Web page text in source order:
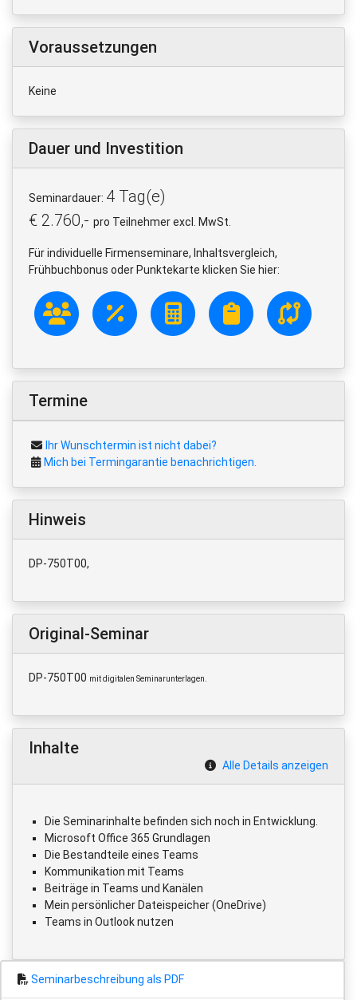
Voraussetzungen
Keine
Dauer und Investition
Seminardauer: 4 Tag(e)
€ 2.760,- pro Teilnehmer excl. MwSt.
Für individuelle Firmenseminare, Inhaltsvergleich,
Frühbuchbonus oder Punktekarte klicken Sie hier:
Termine
Ihr Wunschtermin ist nicht dabei?
Mich bei Termingarantie benachrichtigen.
Hinweis
DP-750T00,
Original-Seminar
DP-750T00 mit digitalen Seminarunterlagen.
Inhalte
Alle Details anzeigen
Die Seminarinhalte befinden sich noch in Entwicklung.
Microsoft Office 365 Grundlagen
Die Bestandteile eines Teams
Kommunikation mit Teams
Beiträge in Teams und Kanälen
Mein persönlicher Dateispeicher (OneDrive)
Teams in Outlook nutzen
Seminarbeschreibung als PDF